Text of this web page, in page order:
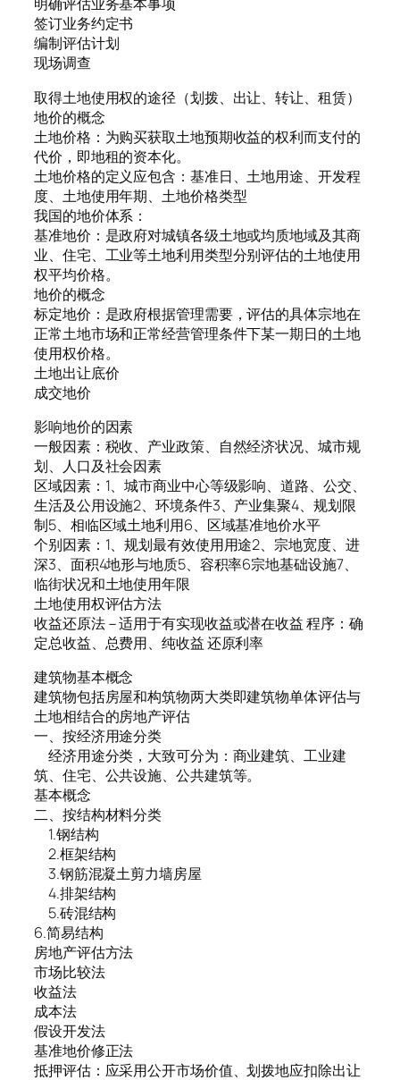
签订业务约定书
编制评估计划
现场调查
取得土地使用权的途径（划拨、出让、转让、租赁）
地价的概念
土地价格：为购买获取土地预期收益的权利而支付的
代价，即地租的资本化。
土地价格的定义应包含：基准日、土地用途、开发程
度、土地使用年期、土地价格类型
我国的地价体系：
基准地价：是政府对城镇各级土地或均质地域及其商
业、住宅、工业等土地利用类型分别评估的土地使用
权平均价格。
地价的概念
标定地价：是政府根据管理需要，评估的具体宗地在
正常土地市场和正常经营管理条件下某一期日的土地
使用权价格。
土地出让底价
成交地价
影响地价的因素
一般因素：税收、产业政策、自然经济状况、城市规
划、人口及社会因素
区域因素：1、城市商业中心等级影响、道路、公交、
生活及公用设施2、环境条件3、产业集聚4、规划限
制5、相临区域土地利用6、区域基准地价水平
个别因素：1、规划最有效使用用途2、宗地宽度、进
深3、面积4地形与地质5、容积率6宗地基础设施7、
临街状况和土地使用年限
土地使用权评估方法
收益还原法－适用于有实现收益或潜在收益 程序：确
定总收益、总费用、纯收益 还原利率
建筑物基本概念
建筑物包括房屋和构筑物两大类即建筑物单体评估与
土地相结合的房地产评估
一、按经济用途分类
经济用途分类，大致可分为：商业建筑、工业建
筑、住宅、公共设施、公共建筑等。
基本概念
二、按结构材料分类
1.钢结构
2.框架结构
3.钢筋混凝土剪力墙房屋
4.排架结构
5.砖混结构
6.简易结构
房地产评估方法
市场比较法
收益法
成本法
假设开发法
基准地价修正法
抵押评估：应采用公开市场价值、划拨地应扣除出让